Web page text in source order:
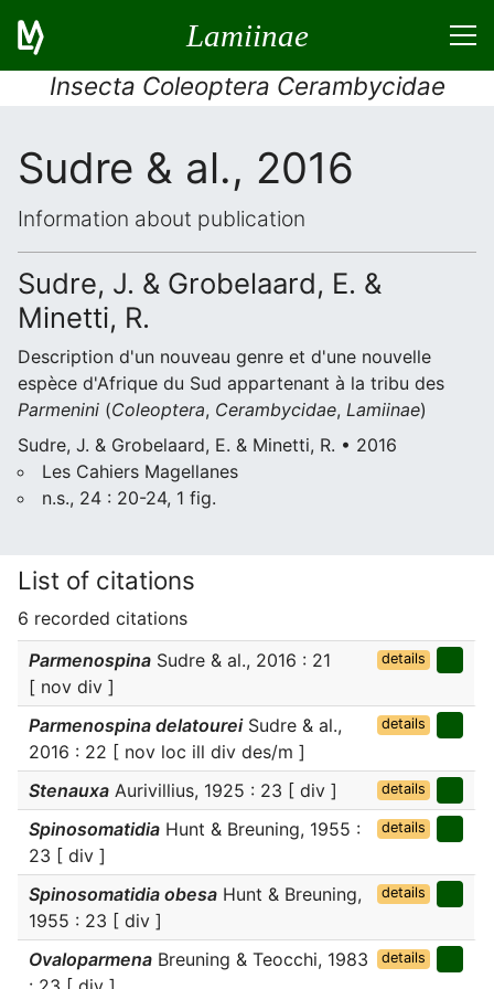
Lamiinae
Insecta Coleoptera Cerambycidae
Sudre & al., 2016
Information about publication
Sudre, J. & Grobelaard, E. &
Minetti, R.
Description d'un nouveau genre et d'une nouvelle
espèce d'Afrique du Sud appartenant à la tribu des
Parmenini (Coleoptera, Cerambycidae, Lamiinae)
Sudre, J. & Grobelaard, E. & Minetti, R. • 2016
Les Cahiers Magellanes
n.s., 24 : 20-24, 1 fig.
List of citations
6 recorded citations
Parmenospina Sudre & al., 2016 : 21
[ nov div ]
details
Parmenospina delatoureiSudre & al.,
2016 : 22 [ nov loc ill div des/m ]
details
Stenauxa Aurivillius, 1925 : 23 [ div ] details
Spinosomatidia Hunt & Breuning, 1955 :
23 [ div ]
details
Spinosomatidia obesa Hunt & Breuning,
1955 : 23 [ div ]
details
Ovaloparmena Breuning & Teocchi, 1983
details